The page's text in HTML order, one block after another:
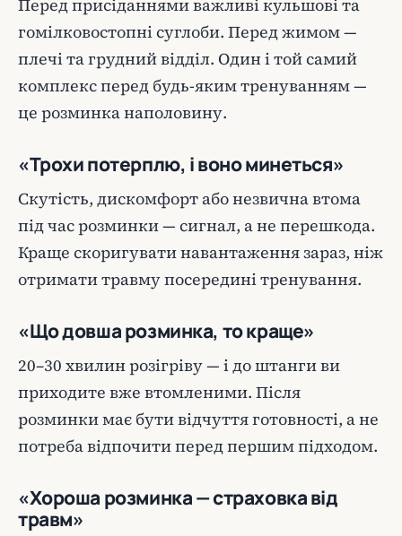
Перед присіданнями важливі кульшові та
гомілковостопні суглоби. Перед жимом —
плечі та грудний відділ. Один і той самий
комплекс перед будь-яким тренуванням —
це розминка наполовину.
«Трохи потерплю, і воно минеться»
Скутість, дискомфорт або незвична втома
під час розминки — сигнал, а не перешкода.
Краще скоригувати навантаження зараз, ніж
отримати травму посередині тренування.
«Що довша розминка, то краще»
20–30 хвилин розігріву — і до штанги ви
приходите вже втомленими. Після
розминки має бути відчуття готовності, а не
потреба відпочити перед першим підходом.
«Хороша розминка — страховка від
травм»